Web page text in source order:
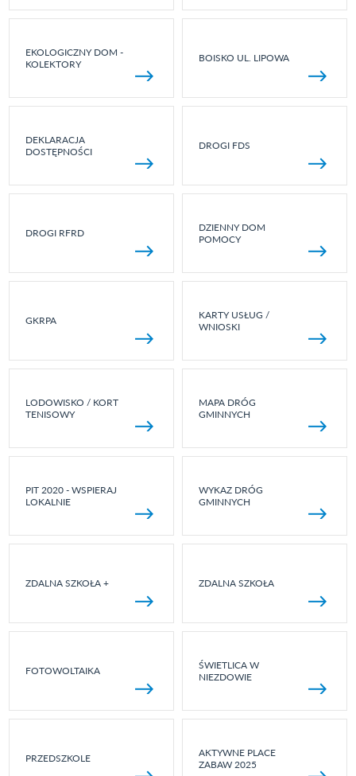
EKOLOGICZNY DOM -
KOLEKTORY
BOISKO UL. LIPOWA
DEKLARACJA
DOSTĘPNOŚCI
DROGI FDS
DROGI RFRD
DZIENNY DOM
POMOCY
GKRPA
KARTY USŁUG /
WNIOSKI
LODOWISKO / KORT
TENISOWY
MAPA DRÓG
GMINNYCH
PIT 2020 - WSPIERAJ
LOKALNIE
WYKAZ DRÓG
GMINNYCH
ZDALNA SZKOŁA + ZDALNA SZKOŁA
FOTOWOLTAIKA
ŚWIETLICA W
NIEZDOWIE
PRZEDSZKOLE
AKTYWNE PLACE
ZABAW 2025